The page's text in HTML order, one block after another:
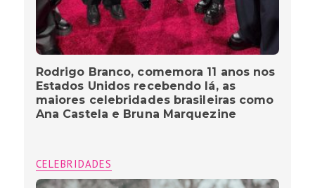
Rodrigo Branco, comemora 11 anos nos
Estados Unidos recebendo lá, as
maiores celebridades brasileiras como
Ana Castela e Bruna Marquezine
CELEBRIDADES